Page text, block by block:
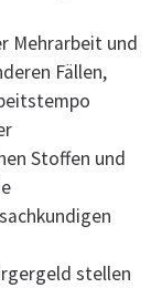
Mehrarbeit und
Fällen,
Stoffen und
stellen